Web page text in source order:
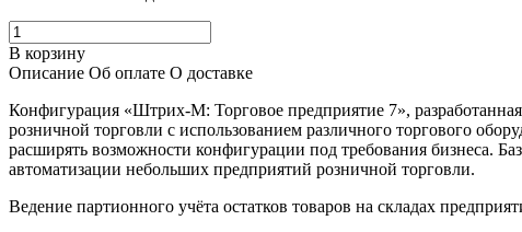
В корзину
Описание Об оплате О доставке
Конфигурация «Штрих-М: Торговое предприятие 7»,
розничной торговли с использованием различного торгового
расширять возможности конфигурации под требования бизнеса.
автоматизации небольших предприятий розничной торговли.
Ведение партионного учёта остатков товаров на складах